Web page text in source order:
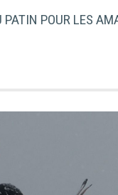
POUR LES